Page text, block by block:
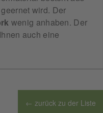
geernet wird. Der
wenig anhaben. Der
auch eine
← zurück zu der Liste